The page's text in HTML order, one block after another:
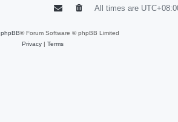
All times are
phpBB® Forum Software © phpBB Limited
Privacy| Terms